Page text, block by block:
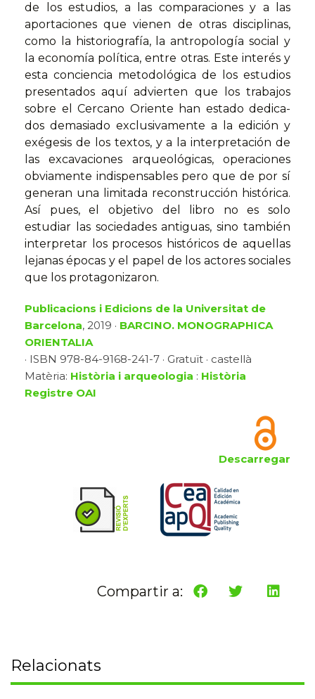
de los estudios, a las comparaciones y a las
aportaciones que vienen de otras disciplinas,
como la historiografía, la antropo­logía social y
la economía política, entre otras. Este interés y
esta conciencia metodológica de los estudios
presentados aquí advier­ten que los trabajos
sobre el Cercano Oriente han estado dedica­
dos demasiado exclusivamente a la edición y
exégesis de los textos, y a la interpretación de
las excavaciones arqueológicas, operacio­nes
obviamente indispensables pero que de por sí
generan una li­mitada reconstrucción histórica.
Así pues, el objetivo del libro no es solo
estudiar las sociedades antiguas, sino también
interpretar los procesos históricos de aquellas
lejanas épocas y el papel de los actores sociales
que los protagonizaron.
Publicacions i Edicions de la Universitat de
Barcelona, 2019 · BARCINO. MONOGRAPHICA
ORIENTALIA
· ISBN 978-84-9168-241-7 · Gratuït · castellà
Matèria: Història i arqueologia : Història
Registre OAI
Descarregar
Compartir a:
Relacionats